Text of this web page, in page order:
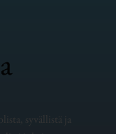
syvällistä ja